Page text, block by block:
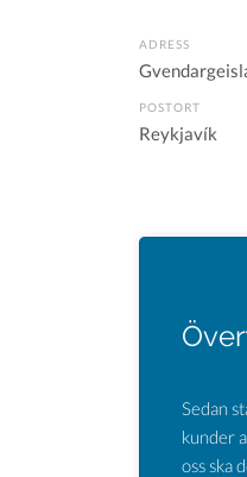
ADRESS
POSTORT
Reykjavík
Sedan
kunder
oss ska